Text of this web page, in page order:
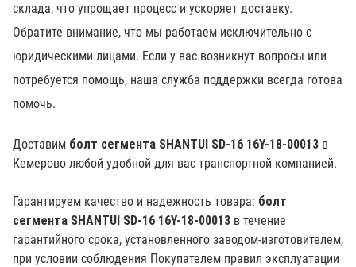
склада, что упрощает процесс и ускоряет доставку.
Обратите внимание, что мы работаем исключительно с
юридическими лицами. Если у вас возникнут вопросы или
потребуется помощь, наша служба поддержки всегда готова
помочь.
Доставим болт сегмента SHANTUI SD-16 16Y-18-00013 в
Кемерово любой удобной для вас транспортной компанией.
Гарантируем качество и надежность товара: болт
сегмента SHANTUI SD-16 16Y-18-00013 в течение
гарантийного срока, установленного заводом-изготовителем,
при условии соблюдения Покупателем правил эксплуатации